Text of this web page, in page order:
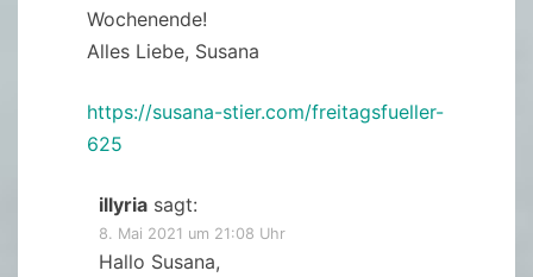
Wochenende!
Alles Liebe, Susana
https://susana-stier.com/freitagsfueller-
625
illyria sagt:
8. Mai 2021 um 21:08 Uhr
Hallo Susana,